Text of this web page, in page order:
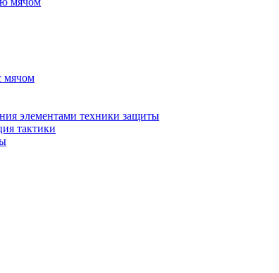
мячом
элементами техники защиты
тактики